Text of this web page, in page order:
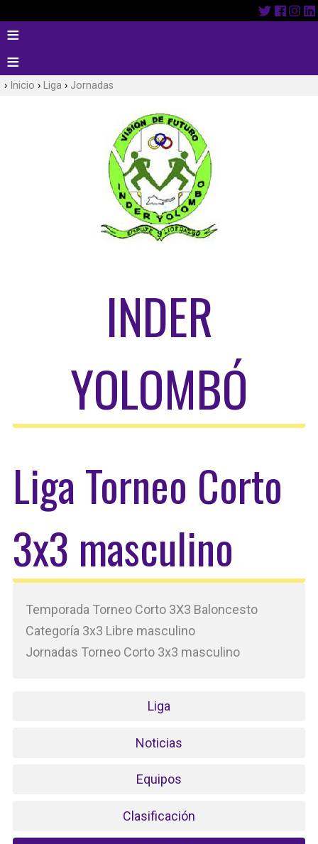
Inicio Liga Jornadas
INDER
YOLOMBÓ
Liga Torneo Corto
3x3 masculino
Temporada Torneo Corto 3X3 Baloncesto
Categoría 3x3 Libre masculino
Jornadas Torneo Corto 3x3 masculino
Liga
Noticias
Equipos
Clasificación